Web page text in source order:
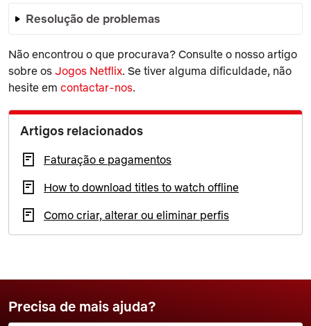
Resolução de problemas
Não encontrou o que procurava? Consulte o nosso artigo
sobre os Jogos Netflix. Se tiver alguma dificuldade, não
hesite em contactar-nos.
Artigos relacionados
Faturação e pagamentos
How to download titles to watch offline
Como criar, alterar ou eliminar perfis
Precisa de mais ajuda?